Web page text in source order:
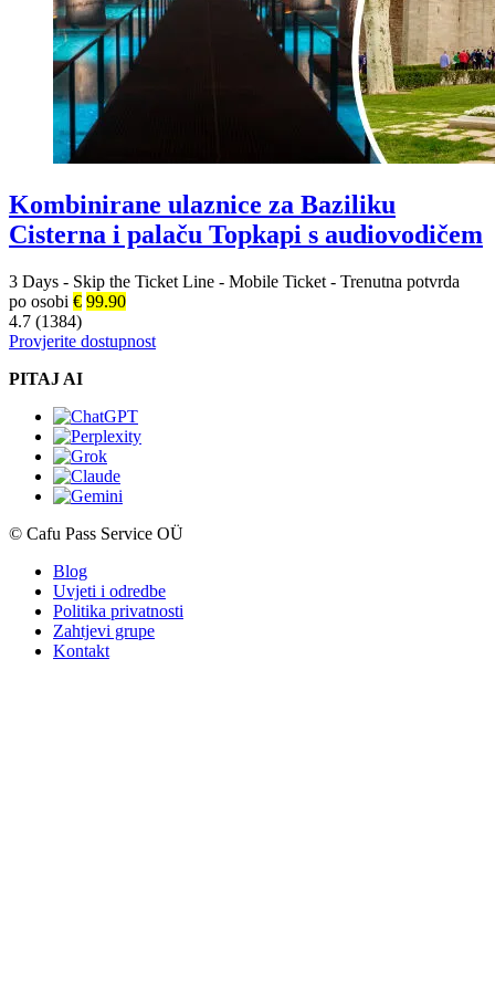
Kombinirane ulaznice za Baziliku
Cisterna i palaču Topkapi s audiovodičem
3 Days - Skip the Ticket Line - Mobile Ticket - Trenutna potvrda
po osobi € 99.90
4.7 (1384)
Provjerite dostupnost
PITAJ AI
© Cafu Pass Service OÜ
Blog
Uvjeti i odredbe
Politika privatnosti
Zahtjevi grupe
Kontakt